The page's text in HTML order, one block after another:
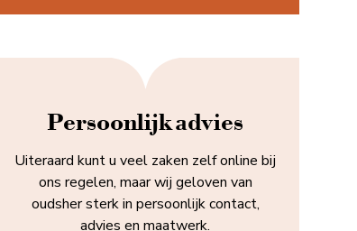
Persoonlijk advies
Uiteraard kunt u veel zaken zelf online bij
ons regelen, maar wij geloven van
oudsher sterk in persoonlijk contact,
advies en maatwerk.